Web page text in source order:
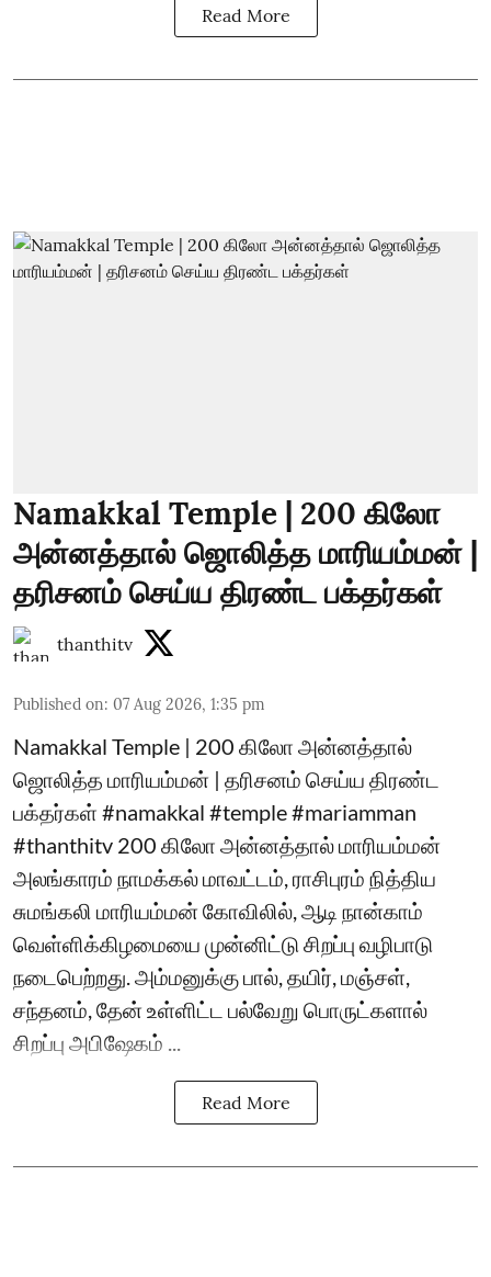
Read More
Namakkal Temple | 200 கிலோ
அன்னத்தால் ஜொலித்த மாரியம்மன் |
தரிசனம் செய்ய திரண்ட பக்தர்கள்
thanthitv
Published on: 07 Aug 2026, 1:35 pm
Namakkal Temple | 200 கிலோ அன்னத்தால்
ஜொலித்த மாரியம்மன் | தரிசனம் செய்ய திரண்ட
பக்தர்கள் #namakkal #temple #mariamman
#thanthitv 200 கிலோ அன்னத்தால் மாரியம்மன்
அலங்காரம் நாமக்கல் மாவட்டம், ராசிபுரம் நித்திய
சுமங்கலி மாரியம்மன் கோவிலில், ஆடி நான்காம்
வெள்ளிக்கிழமையை முன்னிட்டு சிறப்பு வழிபாடு
நடைபெற்றது. அம்மனுக்கு பால், தயிர், மஞ்சள்,
சந்தனம், தேன் உள்ளிட்ட பல்வேறு பொருட்களால்
சிறப்பு அபிஷேகம் ...
Read More